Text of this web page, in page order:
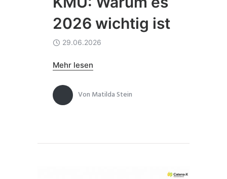
2026 wichtig ist
29.06.2026
Mehr lesen
Von Matilda Stein